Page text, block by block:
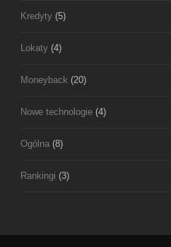
Kredyty (5)
Lokaty (4)
Moneyback (20)
Nowe technologie (4)
Ogólna (8)
Rankingi (3)